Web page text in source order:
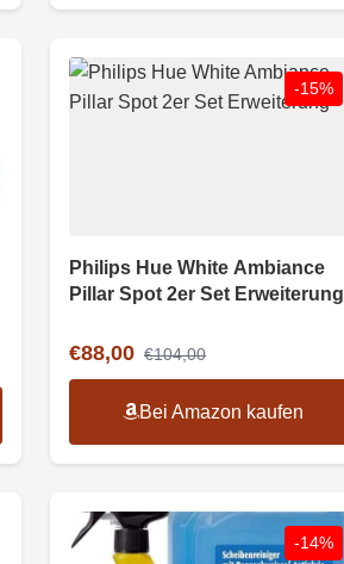
-15%
Philips Hue White Ambiance
Pillar Spot 2er Set Erweiterung
€88,00 €104,00
Bei Amazon kaufen
-14%